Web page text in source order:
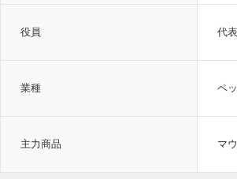
役員 代
業種 ペ
主力商品 マ